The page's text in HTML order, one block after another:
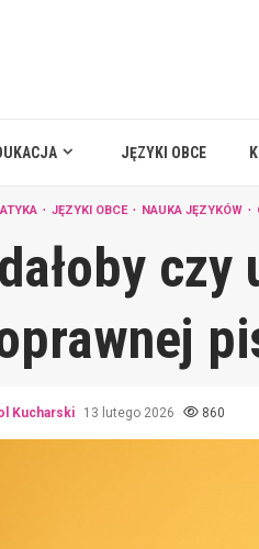
JĘZYKI OBCE
JĘZYKI OBCE NAUKA JĘZYKÓW
czy
Kucharski 13 lutego 2026 860